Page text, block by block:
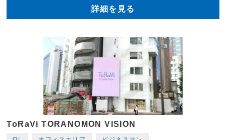
詳細を見る
ToRaVi TORANOMON VISION